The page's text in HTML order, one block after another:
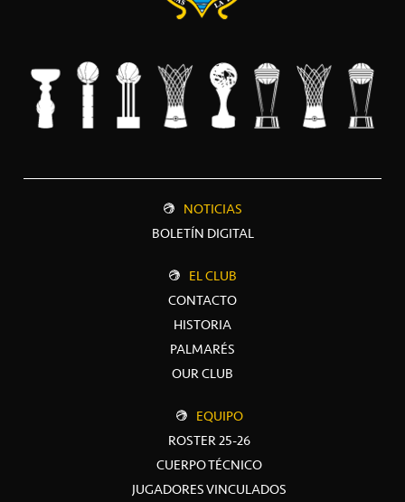
NOTICIAS
BOLETÍN DIGITAL
EL CLUB
CONTACTO
HISTORIA
PALMARÉS
OUR CLUB
EQUIPO
ROSTER 25-26
CUERPO TÉCNICO
JUGADORES VINCULADOS